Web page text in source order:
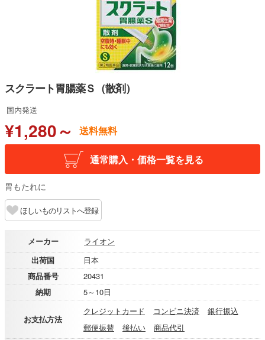
スクラート胃腸薬Ｓ（散剤）
国内発送
¥1,280～ 送料無料
通常購入・価格一覧を見る
胃もたれに
ほしいものリストへ登録
メーカー
ライオン
出荷国
日本
商品番号
20431
納期
5～10日
お支払方法
クレジットカード コンビニ決済
銀行振込
郵便振替
後払い 商品代引